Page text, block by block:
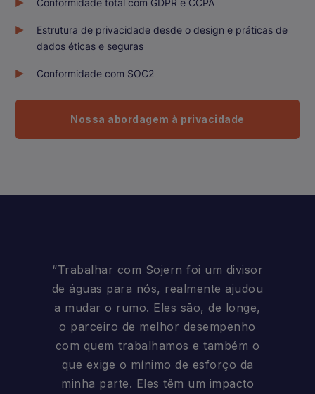
Estrutura de privacidade desde o design e práticas de
dados éticas e seguras
Conformidade com SOC2
Nossa abordagem à privacidade
“Trabalhar com Sojern foi um divisor
de águas para nós, realmente ajudou
a mudar o rumo. Eles são, de longe,
o parceiro de melhor desempenho
com quem trabalhamos e também o
que exige o mínimo de esforço da
minha parte. Eles têm um impacto